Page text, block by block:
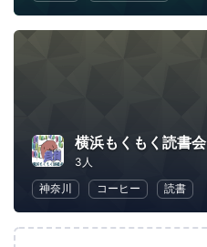
横浜もくもく読書会
3人
神奈川
コーヒー 読書